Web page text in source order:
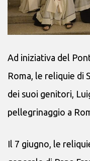
Ad iniziativa del
Roma, le reliquie di
dei suoi genitori,
pellegrinaggio a
Il 7 giugno, le